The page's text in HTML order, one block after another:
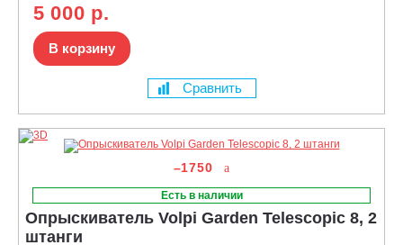
5 000 р.
В корзину
Сравнить
–1750
Есть в наличии
Опрыскиватель Volpi Garden Telescopic 8, 2
штанги